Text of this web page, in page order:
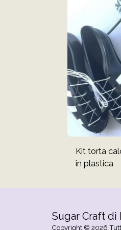
Kit torta
in plastica
Sugar Craft di
Copyright © 2026